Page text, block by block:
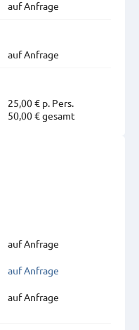
auf Anfrage
auf Anfrage
25,00 € p. Pers.
50,00 € gesamt
auf Anfrage
auf Anfrage
auf Anfrage